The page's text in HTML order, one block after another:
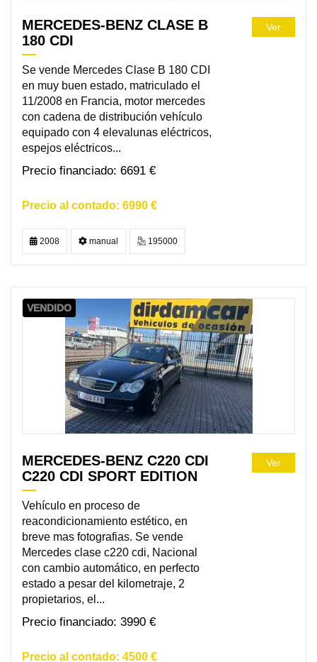
MERCEDES-BENZ CLASE B
180 CDI
Se vende Mercedes Clase B 180 CDI
en muy buen estado, matriculado el
11/2008 en Francia, motor mercedes
con cadena de distribución vehículo
equipado con 4 elevalunas eléctricos,
espejos eléctricos...
6691 €
6990 €
Ver
2008 manual 195000
VENDIDO
MERCEDES-BENZ C220 CDI
C220 CDI SPORT EDITION
Vehículo en proceso de
reacondicionamiento estético, en
breve mas fotografias. Se vende
Mercedes clase c220 cdi, Nacional
con cambio automático, en perfecto
estado a pesar del kilometraje, 2
propietarios, el...
3990 €
4500 €
Ver